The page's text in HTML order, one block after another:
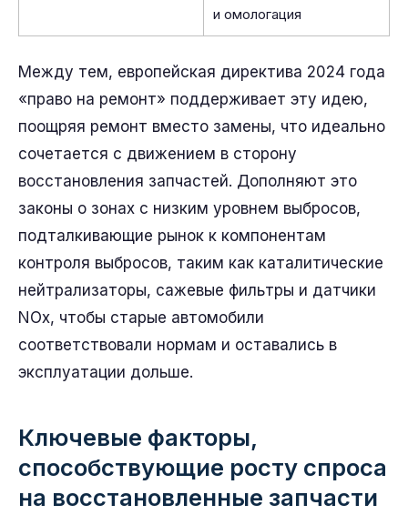
и омологация
Между тем, европейская директива 2024 года
«право на ремонт» поддерживает эту идею,
поощряя ремонт вместо замены, что идеально
сочетается с движением в сторону
восстановления запчастей. Дополняют это
законы о зонах с низким уровнем выбросов,
подталкивающие рынок к компонентам
контроля выбросов, таким как каталитические
нейтрализаторы, сажевые фильтры и датчики
NOx, чтобы старые автомобили
соответствовали нормам и оставались в
эксплуатации дольше.
Ключевые факторы,
способствующие росту спроса
на восстановленные запчасти